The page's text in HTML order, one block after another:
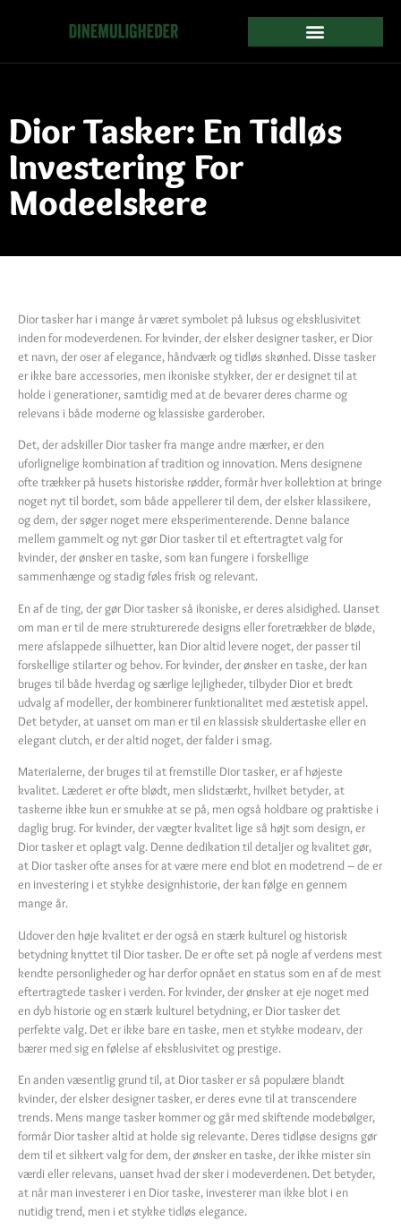
Dior Tasker: En Tidløs
Investering For
Modeelskere
Dior tasker har i mange år været symbolet på luksus og eksklusivitet
inden for modeverdenen. For kvinder, der elsker designer tasker, er Dior
et navn, der oser af elegance, håndværk og tidløs skønhed. Disse tasker
er ikke bare accessories, men ikoniske stykker, der er designet til at
holde i generationer, samtidig med at de bevarer deres charme og
relevans i både moderne og klassiske garderober.
Det, der adskiller Dior tasker fra mange andre mærker, er den
uforlignelige kombination af tradition og innovation. Mens designene
ofte trækker på husets historiske rødder, formår hver kollektion at bringe
noget nyt til bordet, som både appellerer til dem, der elsker klassikere,
og dem, der søger noget mere eksperimenterende. Denne balance
mellem gammelt og nyt gør Dior tasker til et eftertragtet valg for
kvinder, der ønsker en taske, som kan fungere i forskellige
sammenhænge og stadig føles frisk og relevant.
En af de ting, der gør Dior tasker så ikoniske, er deres alsidighed. Uanset
om man er til de mere strukturerede designs eller foretrækker de bløde,
mere afslappede silhuetter, kan Dior altid levere noget, der passer til
forskellige stilarter og behov. For kvinder, der ønsker en taske, der kan
bruges til både hverdag og særlige lejligheder, tilbyder Dior et bredt
udvalg af modeller, der kombinerer funktionalitet med æstetisk appel.
Det betyder, at uanset om man er til en klassisk skuldertaske eller en
elegant clutch, er der altid noget, der falder i smag.
Materialerne, der bruges til at fremstille Dior tasker, er af højeste
kvalitet. Læderet er ofte blødt, men slidstærkt, hvilket betyder, at
taskerne ikke kun er smukke at se på, men også holdbare og praktiske i
daglig brug. For kvinder, der vægter kvalitet lige så højt som design, er
Dior tasker et oplagt valg. Denne dedikation til detaljer og kvalitet gør,
at Dior tasker ofte anses for at være mere end blot en modetrend – de er
en investering i et stykke designhistorie, der kan følge en gennem
mange år.
Udover den høje kvalitet er der også en stærk kulturel og historisk
betydning knyttet til Dior tasker. De er ofte set på nogle af verdens mest
kendte personligheder og har derfor opnået en status som en af de mest
eftertragtede tasker i verden. For kvinder, der ønsker at eje noget med
en dyb historie og en stærk kulturel betydning, er Dior tasker det
perfekte valg. Det er ikke bare en taske, men et stykke modearv, der
bærer med sig en følelse af eksklusivitet og prestige.
En anden væsentlig grund til, at Dior tasker er så populære blandt
kvinder, der elsker designer tasker, er deres evne til at transcendere
trends. Mens mange tasker kommer og går med skiftende modebølger,
formår Dior tasker altid at holde sig relevante. Deres tidløse designs gør
dem til et sikkert valg for dem, der ønsker en taske, der ikke mister sin
værdi eller relevans, uanset hvad der sker i modeverdenen. Det betyder,
at når man investerer i en Dior taske, investerer man ikke blot i en
nutidig trend, men i et stykke tidløs elegance.